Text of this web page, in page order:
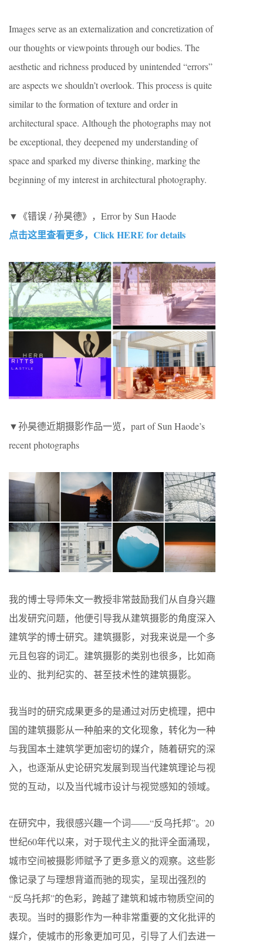
Images serve as an externalization and concretization of
our thoughts or viewpoints through our bodies. The
aesthetic and richness produced by unintended “errors”
are aspects we shouldn’t overlook. This process is quite
similar to the formation of texture and order in
architectural space. Although the photographs may not
be exceptional, they deepened my understanding of
space and sparked my diverse thinking, marking the
beginning of my interest in architectural photography.
▼《错误 / 孙昊德》，Error by Sun Haode
点击这里查看更多，Click HERE for details
▼孙昊德近期摄影作品一览，part of Sun Haode’s
recent photographs
我的博士导师朱文一教授非常鼓励我们从自身兴趣
出发研究问题，他便引导我从建筑摄影的角度深入
建筑学的博士研究。建筑摄影，对我来说是一个多
元且包容的词汇。建筑摄影的类别也很多，比如商
业的、批判纪实的、甚至技术性的建筑摄影。
我当时的研究成果更多的是通过对历史梳理，把中
国的建筑摄影从一种舶来的文化现象，转化为一种
与我国本土建筑学更加密切的媒介，随着研究的深
入，也逐渐从史论研究发展到现当代建筑理论与视
觉的互动，以及当代城市设计与视觉感知的领域。
在研究中，我很感兴趣一个词——“反乌托邦”。20
世纪60年代以来，对于现代主义的批评全面涌现，
城市空间被摄影师赋予了更多意义的观察。这些影
像记录了与理想背道而驰的现实，呈现出强烈的
“反乌托邦”的色彩，跨越了建筑和城市物质空间的
表现。当时的摄影作为一种非常重要的文化批评的
媒介，使城市的形象更加可见，引导了人们去进一